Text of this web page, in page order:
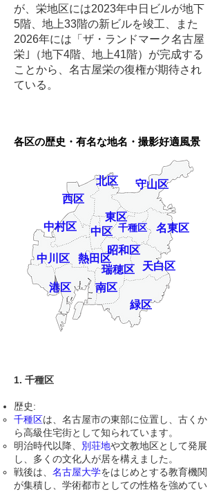
が、栄地区には2023年中日ビルが地下
5階、地上33階の新ビルを竣工、また
2026年には「ザ・ランドマーク名古屋
栄｣（地下4階、地上41階）が完成する
ことから、名古屋栄の復権が期待され
ている。
各区の歴史・有名な地名・撮影好適風景
名東区
天白区
千種区
東区
北区
西区
中村区
中区
昭和区
瑞穂区
熱田区
中川区
港区 南区
守山区
緑区
1. 千種区
歴史:
千種区は、名古屋市の東部に位置し、古くか
ら高級住宅街として知られています。
明治時代以降、 別荘地や文教地区として発展
し、多くの文化人が居を構えました。
戦後は、 名古屋大学をはじめとする教育機関
が集積し、学術都市としての性格を強めてい